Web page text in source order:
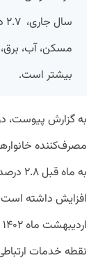
مسکن، آب،
بیشتر است.
به گزارش پیوست،
افزایش داشته
نقطه خدمات ارتباطی در